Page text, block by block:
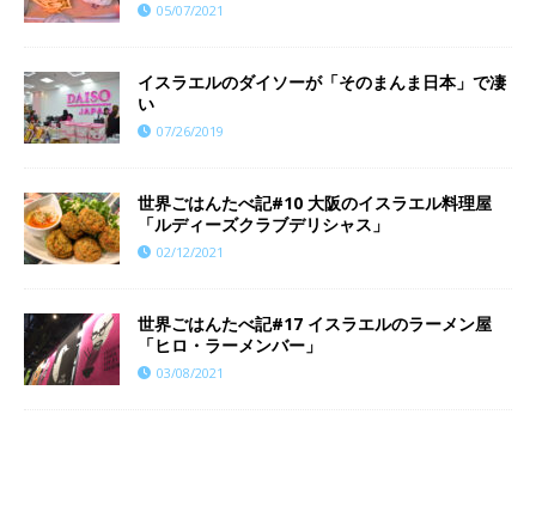
05/07/2021
イスラエルのダイソーが「そのまんま日本」で凄
い
07/26/2019
世界ごはんたべ記#10 大阪のイスラエル料理屋
「ルディーズクラブデリシャス」
02/12/2021
世界ごはんたべ記#17 イスラエルのラーメン屋
「ヒロ・ラーメンバー」
03/08/2021